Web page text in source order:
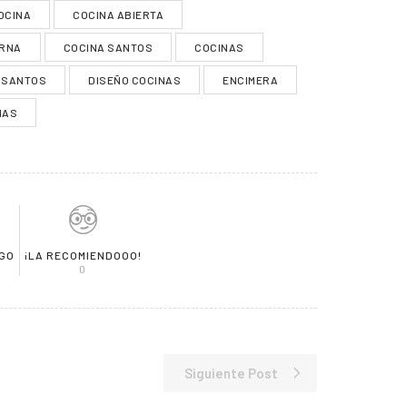
COCINA ABIERTA
COCINA SANTOS COCINAS
DISEÑO COCINAS ENCIMERA
¡LA RECOMIENDOOO!
0
Siguiente Post